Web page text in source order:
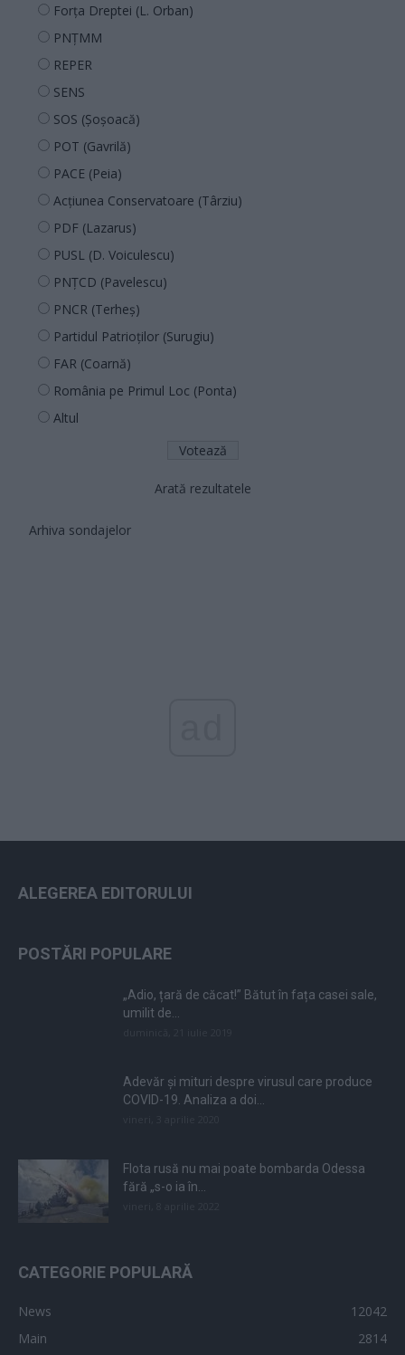
Forța Dreptei (L. Orban)
PNȚMM
REPER
SENS
SOS (Șoșoacă)
POT (Gavrilă)
PACE (Peia)
Acțiunea Conservatoare (Târziu)
PDF (Lazarus)
PUSL (D. Voiculescu)
PNȚCD (Pavelescu)
PNCR (Terheș)
Partidul Patrioților (Surugiu)
FAR (Coarnă)
România pe Primul Loc (Ponta)
Altul
Arată rezultatele
Arhiva sondajelor
ALEGEREA EDITORULUI
POSTĂRI POPULARE
„Adio, țară de căcat!” Bătut în fața casei sale,
umilit de...
Adevăr și mituri despre virusul care produce
COVID-19. Analiza a doi...
Flota rusă nu mai poate bombarda Odessa
fără „s-o ia în...
CATEGORIE POPULARĂ
News
12042
Main
2814